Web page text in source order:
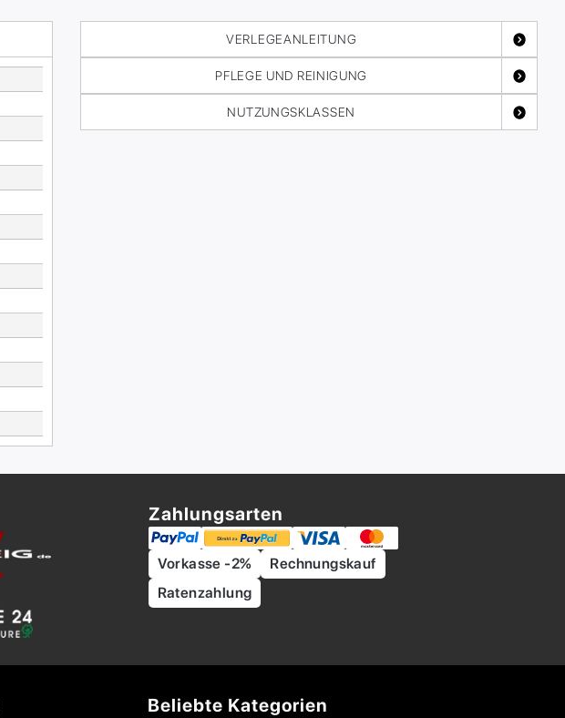
VERLEGEANLEITUNG
PFLEGE UND REINIGUNG
NUTZUNGSKLASSEN
Zahlungsarten
Vorkasse -2%
Rechnungskauf
Ratenzahlung
Beliebte Kategorien